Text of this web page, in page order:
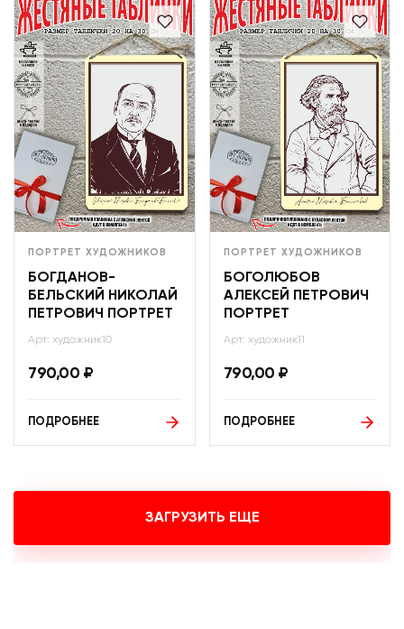
ПОРТРЕТ ХУДОЖНИКОВ
БОГДАНОВ-
БЕЛЬСКИЙ НИКОЛАЙ
ПЕТРОВИЧ ПОРТРЕТ
Арт: художник10
790,00 ₽
ПОДРОБНЕЕ
ПОРТРЕТ ХУДОЖНИКОВ
БОГОЛЮБОВ
АЛЕКСЕЙ ПЕТРОВИЧ
ПОРТРЕТ
Арт: художник11
790,00 ₽
ПОДРОБНЕЕ
ЗАГРУЗИТЬ ЕЩЕ